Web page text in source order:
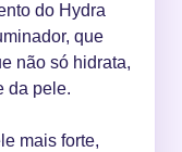
do Hydra
que
não só hidrata,
da pele.
mais forte,